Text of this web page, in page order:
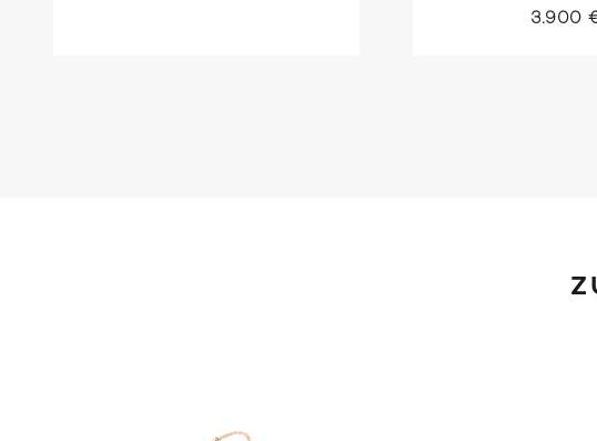
3.900